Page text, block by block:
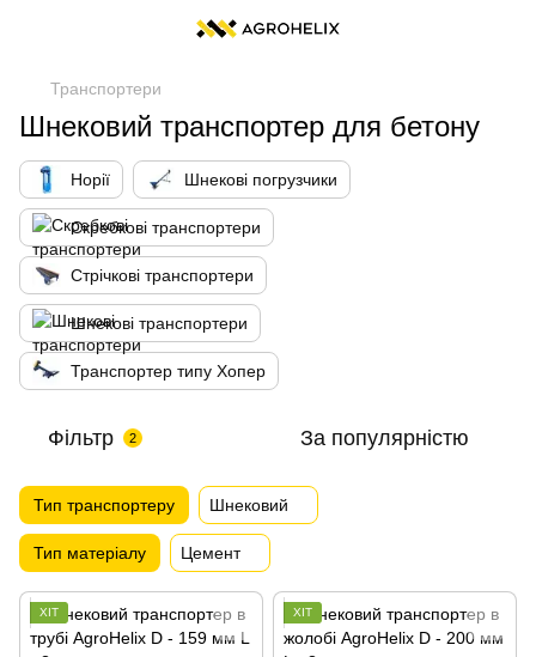
Транспортери
Шнековий транспортер для бетону
Норії Шнекові погрузчики
Скребкові транспортери
Стрічкові транспортери
Шнекові транспортери
Транспортер типу Хопер
Фільтр 2 За популярністю
Тип транспортеру Шнековий
Тип матеріалу Цемент
ХІТ ХІТ